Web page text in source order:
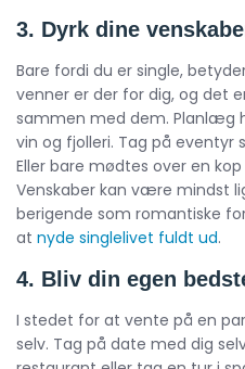
3. Dyrk dine
Bare fordi du er single,
venner er der for dig, og det
sammen med dem. Planlæg
vin og fjolleri. Tag på eventyr
Eller bare mødtes over en
Venskaber kan være mindst
berigende som romantiske
at nyde singlelivet fuldt ud.
4. Bliv din egen
I stedet for at vente på en
selv. Tag på date med dig